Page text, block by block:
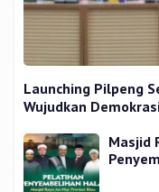
Launching Pilpeng
Wujudkan
Masjid